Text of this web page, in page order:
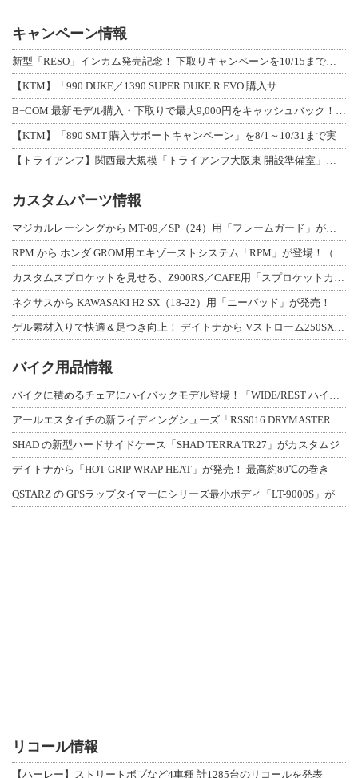
キャンペーン情報
【KTM】「990 DUKE／1390 SUPER DUKE R EVO 購入サ
【KTM】「890 SMT 購入サポートキャンペーン」を8/1～10/31まで実
カスタムパーツ情報
ネクサスから KAWASAKI H2 SX（18-22）用「ニーパッド」が発売！
バイク用品情報
SHAD の新型ハードサイドケース「SHAD TERRA TR27」がカスタムジ
デイトナから「HOT GRIP WRAP HEAT」が発売！ 最高約80℃の巻き
QSTARZ の GPSラップタイマーにシリーズ最小ボディ「LT-9000S」が
リコール情報
【ハーレー】ストリートボブなど4車種 計1285台のリコールを発表